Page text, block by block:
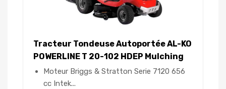
Tracteur Tondeuse Autoportée AL-KO
POWERLINE T 20-102 HDEP Mulching
Moteur Briggs & Stratton Serie 7120 656
cc Intek...